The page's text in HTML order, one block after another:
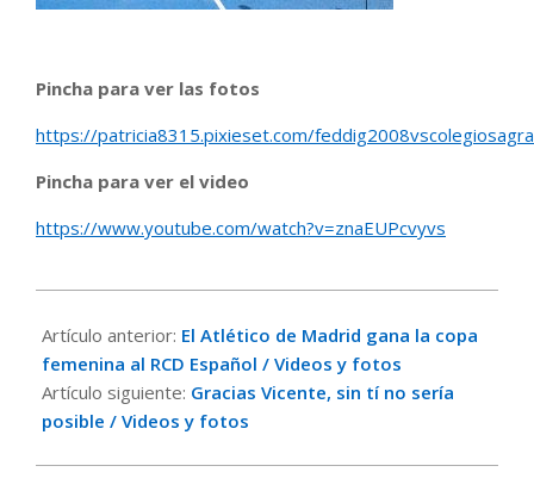
Pincha para ver las fotos
https://patricia8315.pixieset.com/
Pincha para ver el video
https://www.youtube.com/watch?v=znaEUPcvyvs
05-
05
Artículo anterior: El Atlético de Madrid gana la copa
femenina al RCD Español / Videos y fotos
Artículo siguiente: Gracias Vicente, sin tí no sería
posible / Videos y fotos